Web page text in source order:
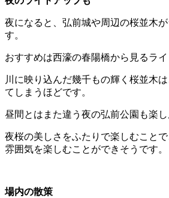
夜になると、弘前城や周辺の桜並木
す。
おすすめは西濠の春陽橋から見るライ
川に映り込んだ幾千もの輝く桜並木
てしまうほどです。
昼間とはまた違う夜の弘前公園も楽
夜桜の美しさをふたりで楽しむこと
雰囲気を楽しむことができそうです。
場内の散策